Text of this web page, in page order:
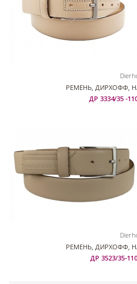
РЕМЕНЬ, ДИРХОФФ,
ДР 3334/35 -
РЕМЕНЬ, ДИРХОФФ,
ДР 3523/35-